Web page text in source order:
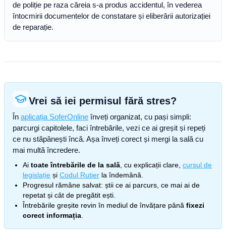
de poliție pe raza căreia s-a produs accidentul, în vederea
întocmirii documentelor de constatare și eliberării autorizației
de reparație.
Vrei să iei permisul fără stres?
În aplicația SoferOnline înveți organizat, cu pași simpli:
parcurgi capitolele, faci întrebările, vezi ce ai greșit și repeți
ce nu stăpânești încă. Așa înveți corect și mergi la sală cu
mai multă încredere.
Ai toate întrebările de la sală , cu explicații clare, cursul de
legislație și Codul Rutier la îndemână.
Progresul rămâne salvat: știi ce ai parcurs, ce mai ai de
repetat și cât de pregătit ești.
Întrebările greșite revin în mediul de învățare până fixezi
corect informația